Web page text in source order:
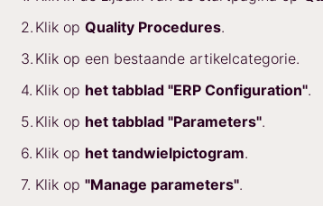
Klik op Quality Procedures.
Klik op een bestaande artikelcategorie.
Klik op het tabblad "ERP Configuration".
Klik op het tabblad "Parameters".
Klik op het tandwielpictogram.
Klik op "Manage parameters".